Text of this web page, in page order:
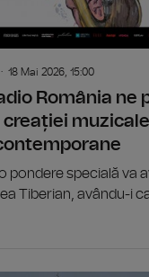
18 Mai 2026, 15:00
România ne
creației muzicale
pondere specială va
Tiberian, avându-i